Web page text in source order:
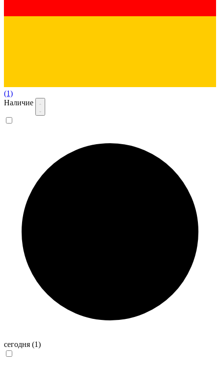
(1)
Наличие
сегодня (1)